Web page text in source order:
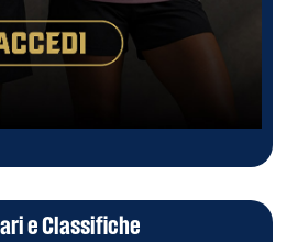
e Classifiche